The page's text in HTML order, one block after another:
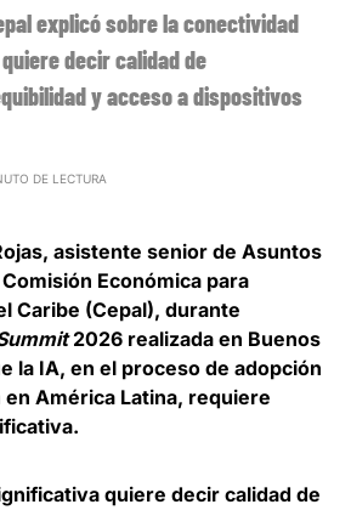
explicó sobre la conectividad
decir calidad de
y acceso a dispositivos
DE LECTURA
asistente senior de Asuntos
Económica para
Caribe (Cepal), durante
2026 realizada en Buenos
la IA, en el proceso de adopción
América Latina, requiere
.
quiere decir calidad de